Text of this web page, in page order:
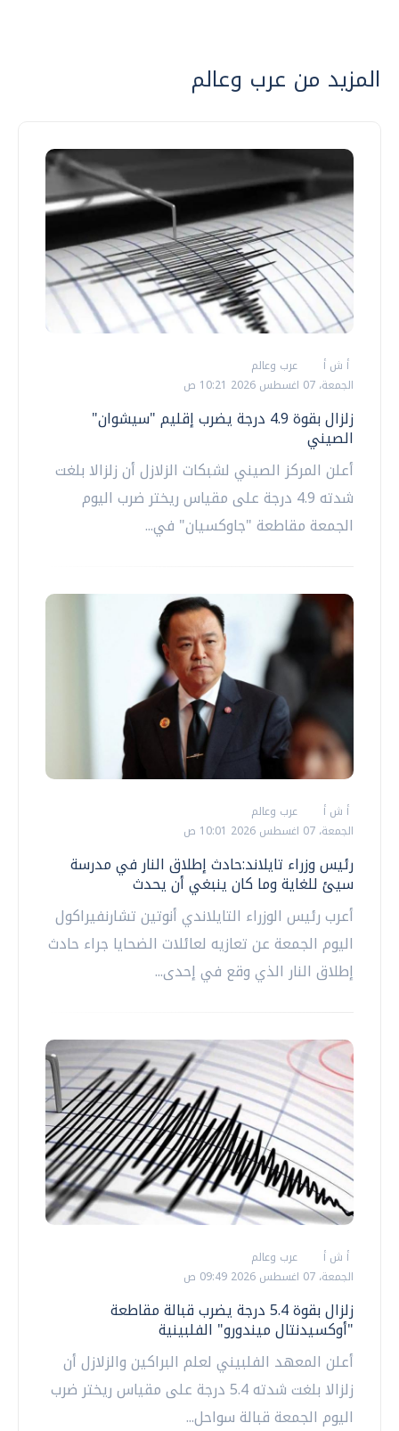
المزيد من عرب وعالم
أ ش أ
عرب وعالم
الجمعة، 07 اغسطس 2026 10:21 ص
زلزال بقوة 4.9 درجة يضرب إقليم "سيشوان"
الصيني
أعلن المركز الصيني لشبكات الزلازل أن زلزالا بلغت
شدته 4.9 درجة على مقياس ريختر ضرب اليوم
الجمعة مقاطعة "جاوكسيان" في...
أ ش أ
عرب وعالم
الجمعة، 07 اغسطس 2026 10:01 ص
رئيس وزراء تايلاند:حادث إطلاق النار في مدرسة
سيئ للغاية وما كان ينبغي أن يحدث
أعرب رئيس الوزراء التايلاندي أنوتين تشارنفيراكول
اليوم الجمعة عن تعازيه لعائلات الضحايا جراء حادث
إطلاق النار الذي وقع في إحدى...
أ ش أ
عرب وعالم
الجمعة، 07 اغسطس 2026 09:49 ص
زلزال بقوة 5.4 درجة يضرب قبالة مقاطعة
"أوكسيدنتال ميندورو" الفلبينية
أعلن المعهد الفلبيني لعلم البراكين والزلازل أن
زلزالا بلغت شدته 5.4 درجة على مقياس ريختر ضرب
اليوم الجمعة قبالة سواحل...